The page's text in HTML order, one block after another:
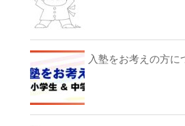
入塾をお考えの方に